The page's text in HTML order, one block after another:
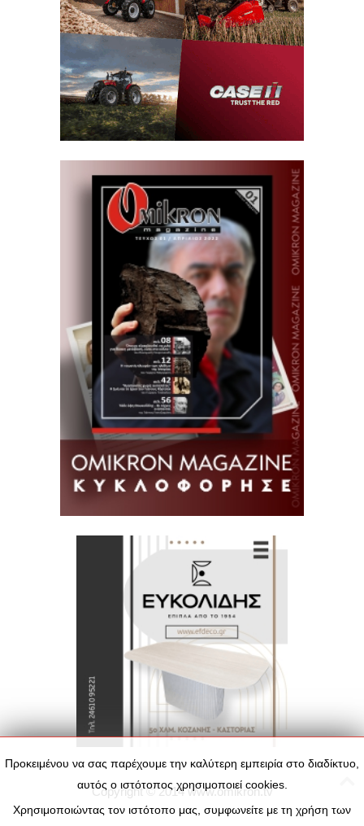
Προκειμένου να σας παρέχουμε την καλύτερη εμπειρία στο διαδίκτυο,
αυτός ο ιστότοπος χρησιμοποιεί cookies.
Χρησιμοποιώντας τον ιστότοπο μας, συμφωνείτε με τη χρήση των
Copyright © 2014www.omikron.tv